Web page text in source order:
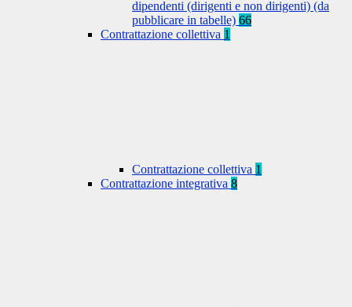
dipendenti (dirigenti e non dirigenti) (da
pubblicare in tabelle) 66
Contrattazione collettiva 1
Contrattazione collettiva 1
Contrattazione integrativa 8